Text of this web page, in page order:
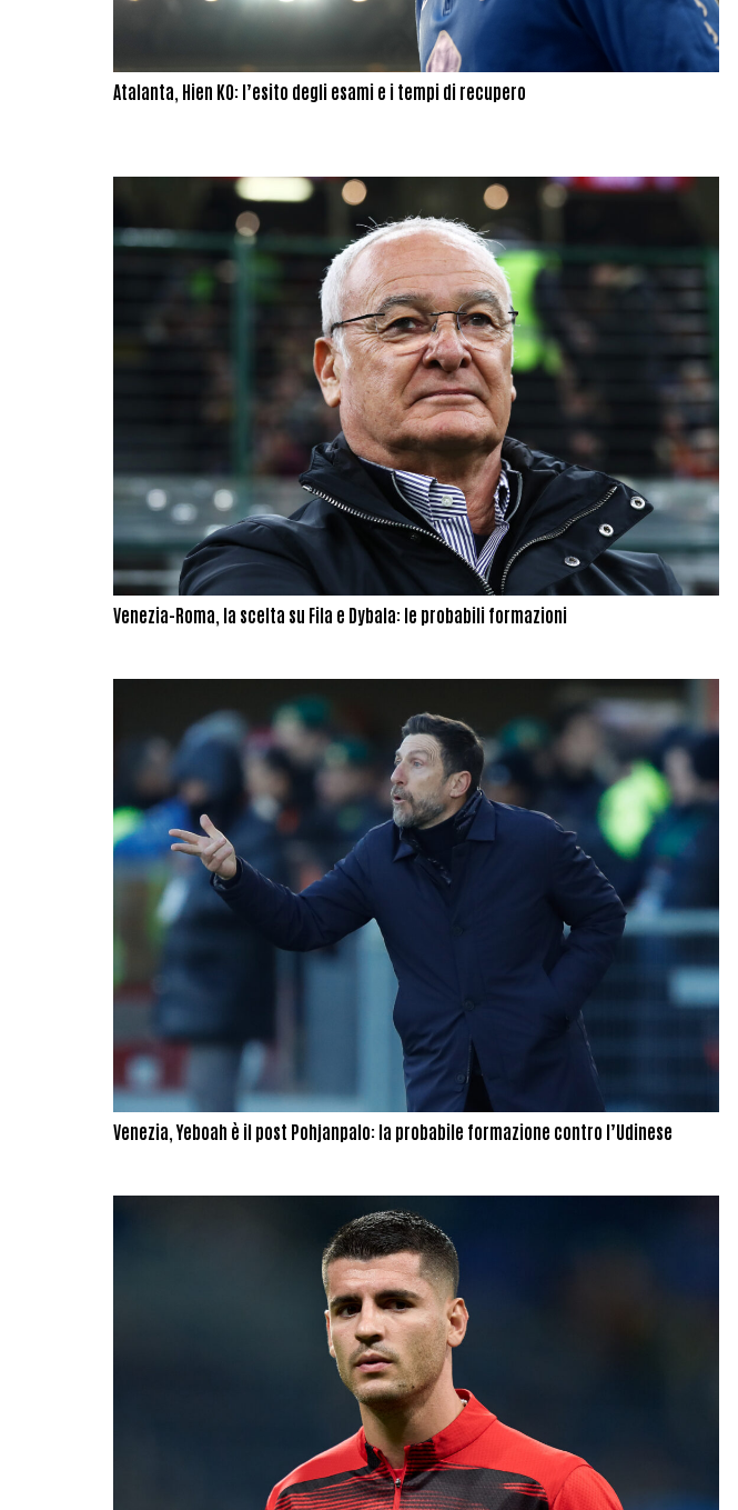
Atalanta, Hien KO: l’esito degli esami e i tempi di recupero
Venezia-Roma, la scelta su Fila e Dybala: le probabili formazioni
Venezia, Yeboah è il post Pohjanpalo: la probabile formazione contro l’Udinese